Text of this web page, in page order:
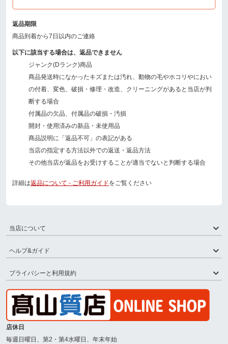
返品期限
商品到着から7日以内のご連絡
以下に該当する場合は、返品できません
ジャンク(Dランク)商品
商品発送時になかったキズまたは汚れ、動物の毛やホコリやにおい
の付着、変色、破損・修理・改造、クリーニングがあると当店が判
断する場合
付属品の欠品、付属品の破損・汚損
開封・使用済みの新品・未使用品
商品説明に「返品不可」の表記がある
当店の指定する方法以外での返送・返品方法
その他当店が返品をお受けすることが適当でないと判断する場合
詳細は返品について - ご利用ガイドをご覧ください
当店について
ヘルプ&ガイド
プライバシーと利用規約
店休日
毎週日曜日、第2・第4水曜日、年末年始